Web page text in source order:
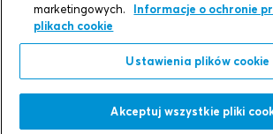
Choose local site
marketingowych.
Informacje o ochronie
plikach cookie
Ustawienia plików cookie
Akceptuj wszystkie pliki